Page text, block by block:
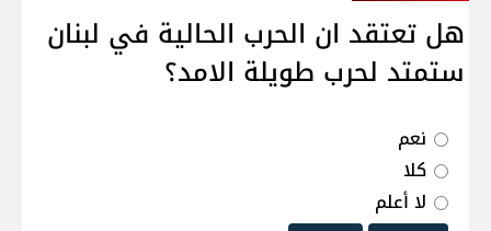
هل تعتقد ان الحرب الحالية في لبنان
ستمتد لحرب طويلة الامد؟
نعم
كلا
لا أعلم